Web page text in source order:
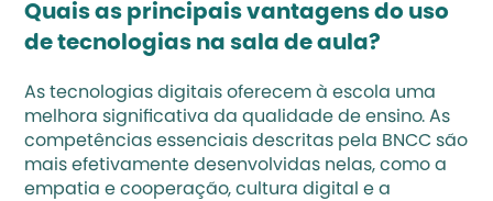
Quais as principais vantagens do uso
de tecnologias na sala de aula?
As tecnologias digitais oferecem à escola uma
melhora significativa da qualidade de ensino. As
competências essenciais descritas pela BNCC são
mais efetivamente desenvolvidas nelas, como a
empatia e cooperação, cultura digital e a